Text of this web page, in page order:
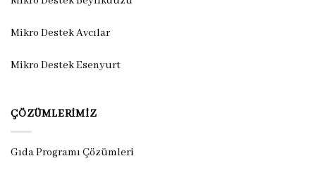
Mikro Destek Avcılar
Mikro Destek Esenyurt
ÇÖZÜMLERIMIZ
Gıda Programı Çözümleri